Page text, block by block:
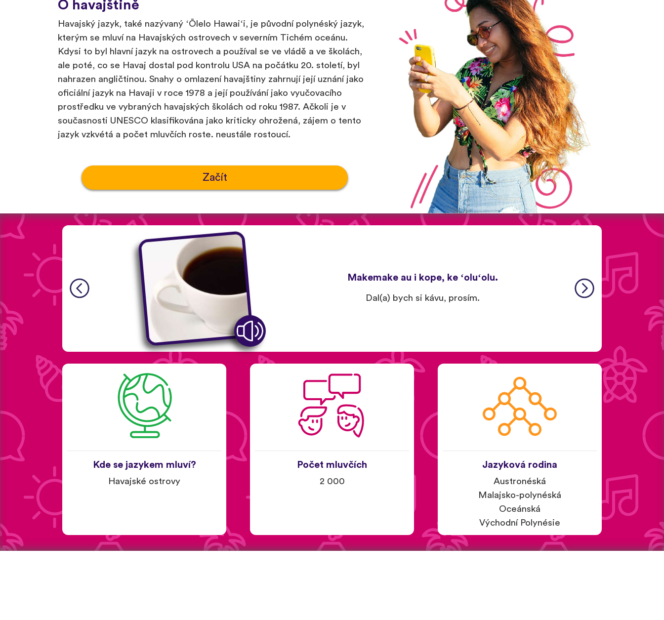
O havajštině
Havajský jazyk, také nazývaný ʻŌlelo Hawaiʻi, je původní polynéský jazyk,
kterým se mluví na Havajských ostrovech v severním Tichém oceánu.
Kdysi to byl hlavní jazyk na ostrovech a používal se ve vládě a ve školách,
ale poté, co se Havaj dostal pod kontrolu USA na počátku 20. století, byl
nahrazen angličtinou. Snahy o omlazení havajštiny zahrnují její uznání jako
oficiální jazyk na Havaji v roce 1978 a její používání jako vyučovacího
prostředku ve vybraných havajských školách od roku 1987. Ačkoli je v
současnosti UNESCO klasifikována jako kriticky ohrožená, zájem o tento
jazyk vzkvétá a počet mluvčích roste. neustále rostoucí.
Začít
Makemake au i kope, ke ʻoluʻolu.
Dal(a) bych si kávu, prosím.
Kde se jazykem mluví?
Havajské ostrovy
Počet mluvčích
2 000
Jazyková rodina
Austronéská
Malajsko-polynéská
Oceánská
Východní Polynésie